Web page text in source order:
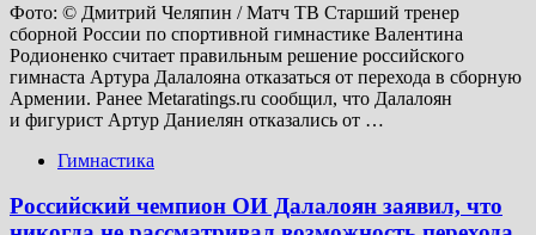
Фото: © Дмитрий Челяпин / Матч ТВ Старший тренер
сборной России по спортивной гимнастике Валентина
Родионенко считает правильным решение российского
гимнаста Артура Далалояна отказаться от перехода в сборную
Армении. Ранее Metaratings.ru сообщил, что Далалоян
и фигурист Артур Даниелян отказались от …
Гимнастика
Российский чемпион ОИ Далалоян заявил, что